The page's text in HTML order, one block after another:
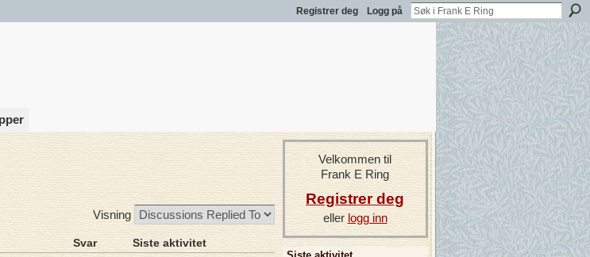
Registrer deg Logg på
Visning
Svar Siste aktivitet
Velkommen til
Frank E Ring
Registrer deg
eller logg inn